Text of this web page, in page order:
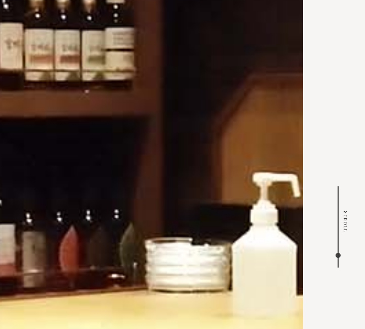
Scroll